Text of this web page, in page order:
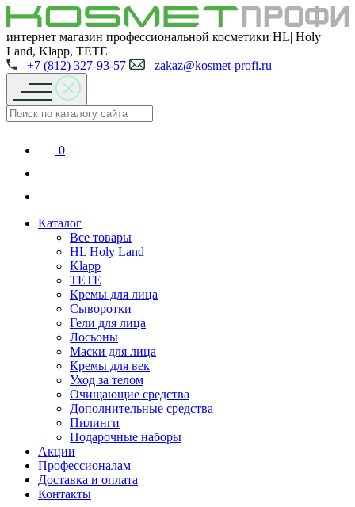
интернет магазин профессиональной косметики HL| Holy
Land, Klapp, TETE
+7 (812) 327-93-57
zakaz@kosmet-profi.ru
0
Каталог
Все товары
HL Holy Land
Klapp
TETE
Кремы для лица
Сыворотки
Гели для лица
Лосьоны
Маски для лица
Кремы для век
Уход за телом
Очищающие средства
Дополнительные средства
Пилинги
Подарочные наборы
Акции
Профессионалам
Доставка и оплата
Контакты